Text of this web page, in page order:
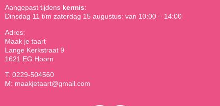
Aangepast tijdens kermis:
Dinsdag 11 t/m zaterdag 15 augustus: van 10:00 – 14:00
Adres:
Maak je taart
Lange Kerkstraat 9
1621 EG Hoorn
T: 0229-504560
M: maakjetaart@gmail.com